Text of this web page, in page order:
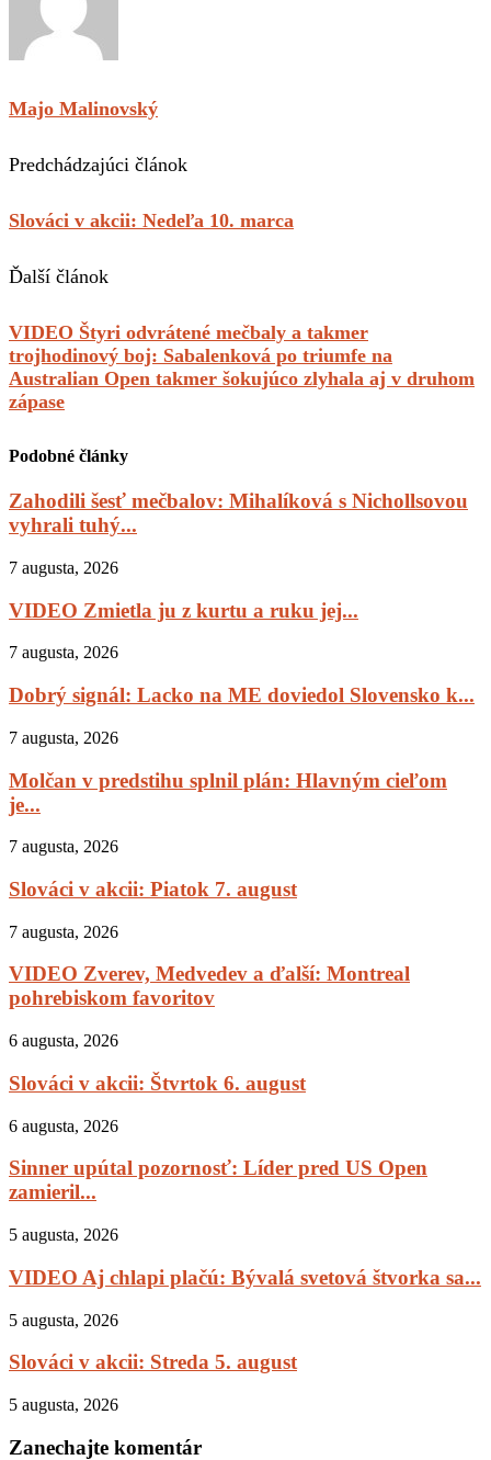
Majo Malinovský
Predchádzajúci článok
Slováci v akcii: Nedeľa 10. marca
Ďalší článok
VIDEO Štyri odvrátené mečbaly a takmer
trojhodinový boj: Sabalenková po triumfe na
Australian Open takmer šokujúco zlyhala aj v druhom
zápase
Podobné články
Zahodili šesť mečbalov: Mihalíková s Nichollsovou
vyhrali tuhý...
7 augusta, 2026
VIDEO Zmietla ju z kurtu a ruku jej...
7 augusta, 2026
Dobrý signál: Lacko na ME doviedol Slovensko k...
7 augusta, 2026
Molčan v predstihu splnil plán: Hlavným cieľom
je...
7 augusta, 2026
Slováci v akcii: Piatok 7. august
7 augusta, 2026
VIDEO Zverev, Medvedev a ďalší: Montreal
pohrebiskom favoritov
6 augusta, 2026
Slováci v akcii: Štvrtok 6. august
6 augusta, 2026
Sinner upútal pozornosť: Líder pred US Open
zamieril...
5 augusta, 2026
VIDEO Aj chlapi plačú: Bývalá svetová štvorka sa...
5 augusta, 2026
Slováci v akcii: Streda 5. august
5 augusta, 2026
Zanechajte komentár